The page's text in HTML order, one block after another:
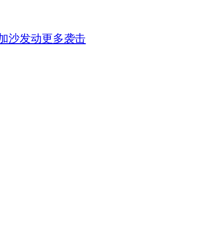
沙发动更多袭击